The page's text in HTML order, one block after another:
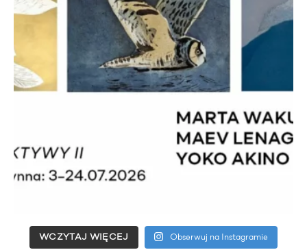
WCZYTAJ WIĘCEJ Obserwuj na Instagramie